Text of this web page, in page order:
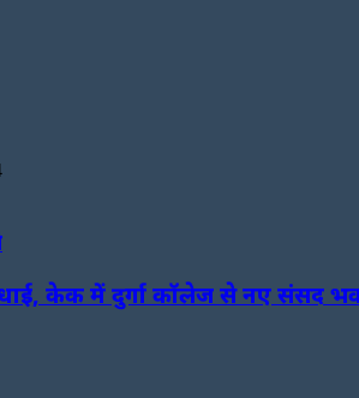
केक में दुर्गा कॉलेज से नए संसद